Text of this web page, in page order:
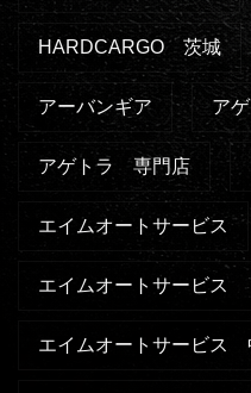
HARDCARGO 茨城
アーバンギア ア
アゲトラ 専門店
エイムオートサービス
エイムオートサービス
エイムオートサービス